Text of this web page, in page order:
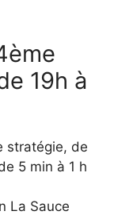
19h à
stratégie, de
5 min à 1 h
La Sauce